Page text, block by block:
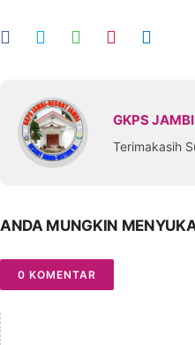
GKPS JAMBI
Terimakasih
ANDA MUNGKIN
0 KOMENTAR